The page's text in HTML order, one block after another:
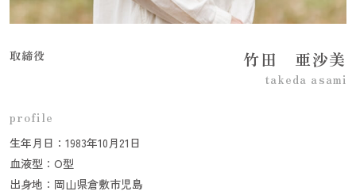
取締役 竹田 亜沙美
takeda asami
profile
生年月日：1983年10月21日
血液型：O型
出身地：岡山県倉敷市児島